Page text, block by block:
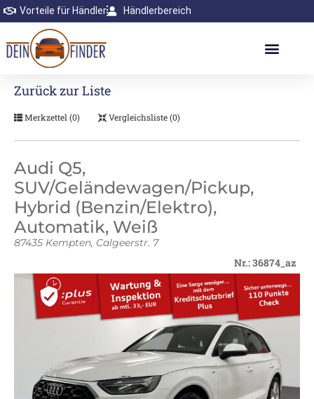
Vorteile für Händler Händlerbereich
Zurück zur Liste
Merkzettel (0) Vergleichsliste (0)
Audi Q5,
SUV/Geländewagen/Pickup,
Hybrid (Benzin/Elektro),
Automatik, Weiß
87435 Kempten, Calgeerstr. 7
Nr.: 36874_az